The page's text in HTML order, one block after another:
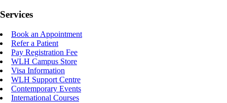
Services
Book an Appointment
Refer a Patient
Pay Registration Fee
WLH Campus Store
Visa Information
WLH Support Centre
Contemporary Events
International Courses